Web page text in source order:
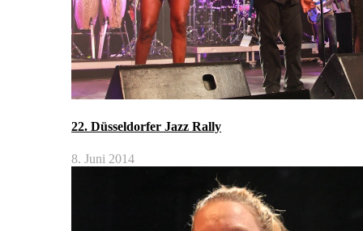
22. Düsseldorfer Jazz Rally
8. Juni 2014